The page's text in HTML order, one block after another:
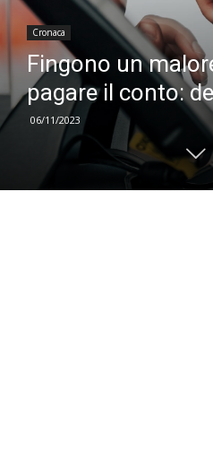
Cronaca
Fingono un
pagare il conto:
06/11/2023